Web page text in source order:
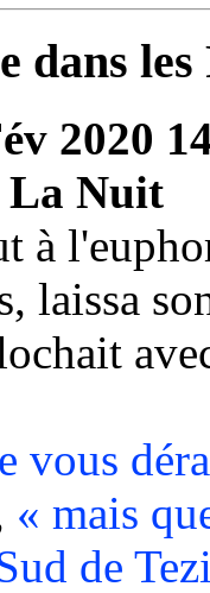
dans
2020
La Nuit
à
laissa
vous
« mais
de